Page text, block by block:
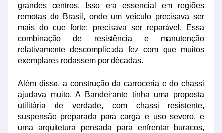
grandes centros. Isso era essencial em regiões
remotas do Brasil, onde um veículo precisava ser
mais do que forte: precisava ser reparável. Essa
combinação de resistência e manutenção
relativamente descomplicada fez com que muitos
exemplares rodassem por décadas.
Além disso, a construção da carroceria e do chassi
ajudava muito. A Bandeirante tinha uma proposta
utilitária de verdade, com chassi resistente,
suspensão preparada para carga e uso severo, e
uma arquitetura pensada para enfrentar buracos,